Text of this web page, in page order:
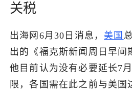
出海资讯
跨境报告
出海导航
关税
出海网6月30日消息， 美国
出的《福克斯新闻周日早间
他目前认为没有必要延长7
限，各国需在此之前与美国